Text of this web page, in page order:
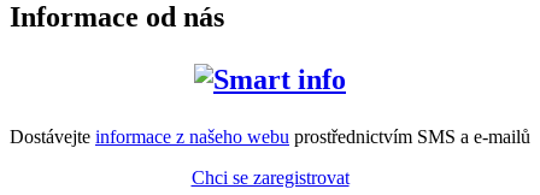
Informace od nás
Dostávejte informace z našeho webu prostřednictvím SMS a e-mailů
Chci se zaregistrovat